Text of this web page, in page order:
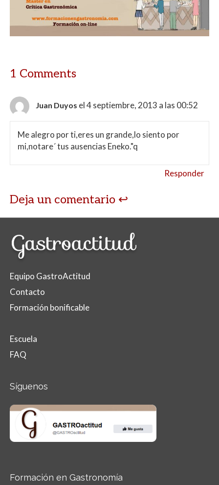
1 Comments
Juan Duyos el 4 septiembre, 2013 a las 00:52
Me alegro por ti,eres un grande,lo siento por
mi,notare´ tus ausencias Eneko."q
Responder
Deja un comentario
Equipo GastroActitud
Contacto
Formación bonificable
Escuela
FAQ
Síguenos
Formación en Gastronomía